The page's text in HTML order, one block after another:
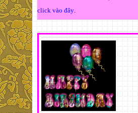
click vào đây.